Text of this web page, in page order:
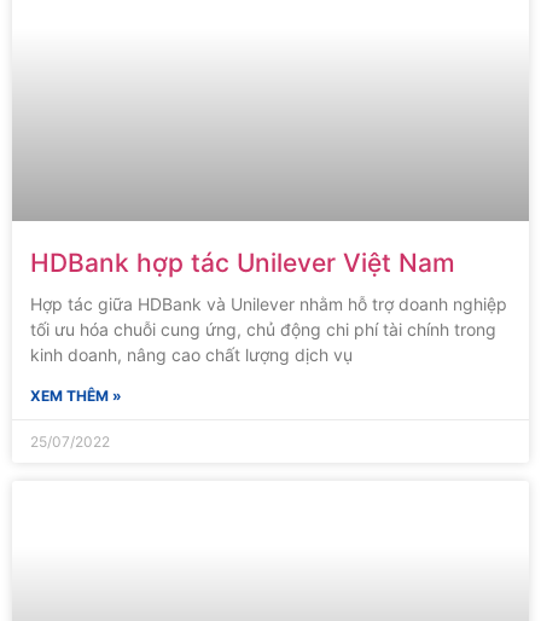
HDBank hợp tác Unilever Việt Nam
Hợp tác giữa HDBank và Unilever nhằm hỗ trợ doanh nghiệp
tối ưu hóa chuỗi cung ứng, chủ động chi phí tài chính trong
kinh doanh, nâng cao chất lượng dịch vụ
XEM THÊM »
25/07/2022